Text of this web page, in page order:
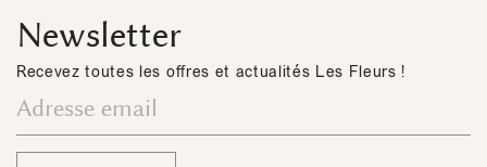
Newsletter
Recevez toutes les offres et actualités Les Fleurs !